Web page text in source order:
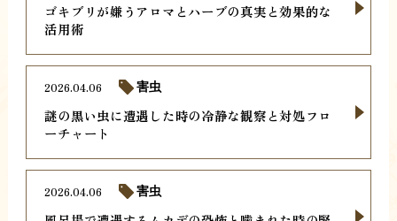
ゴキブリが嫌うアロマとハーブの真実と効果的な
活用術
謎の黒い虫に遭遇した時の冷静な観察と対処フロ
ーチャート
2026.04.06 害虫
2026.04.06 害虫